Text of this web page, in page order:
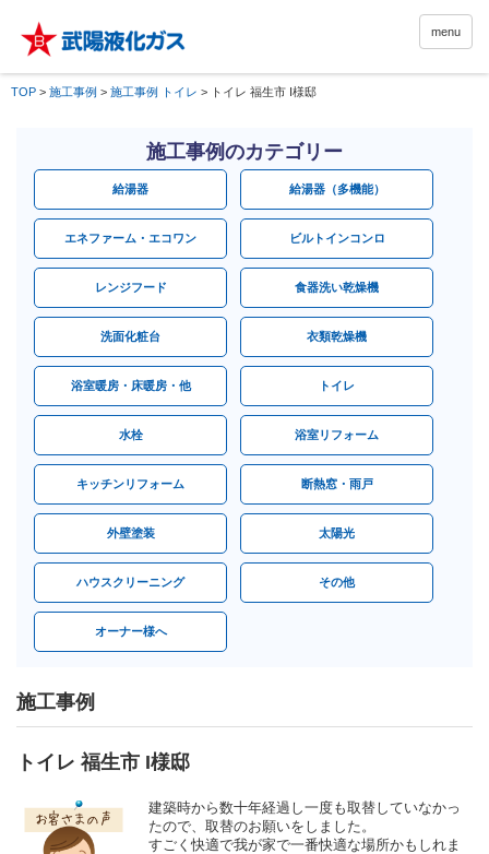
menu
TOP > 施工事例 > 施工事例 トイレ > トイレ 福生市 I様邸
施工事例のカテゴリー
給湯器 給湯器（多機能）
エネファーム・エコワン ビルトインコンロ
レンジフード 食器洗い乾燥機
洗面化粧台 衣類乾燥機
浴室暖房・床暖房・他 トイレ
水栓 浴室リフォーム
キッチンリフォーム 断熱窓・雨戸
外壁塗装 太陽光
ハウスクリーニング その他
オーナー様へ
施工事例
トイレ 福生市 I様邸
建築時から数十年経過し一度も取替していなかっ
たので、取替のお願いをしました。
すごく快適で我が家で一番快適な場所かもしれま